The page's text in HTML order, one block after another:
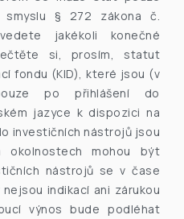
smyslu § 272 zákona č.
jakékoli konečné
si, prosím, statut
fondu (KID), které jsou (v
po přihlášení do
jazyce k dispozici na
investičních nástrojů jsou
okolnostech mohou být
nástrojů se v čase
indikací ani zárukou
výnos bude podléhat